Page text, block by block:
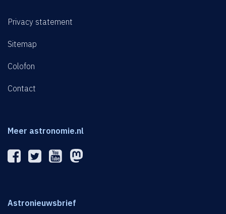
Privacy statement
Sitemap
Colofon
Contact
Meer astronomie.nl
Astronieuwsbrief